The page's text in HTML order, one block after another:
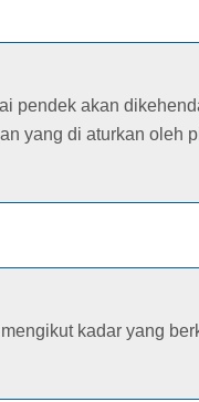
pendek akan
yang di aturkan oleh
kadar yang